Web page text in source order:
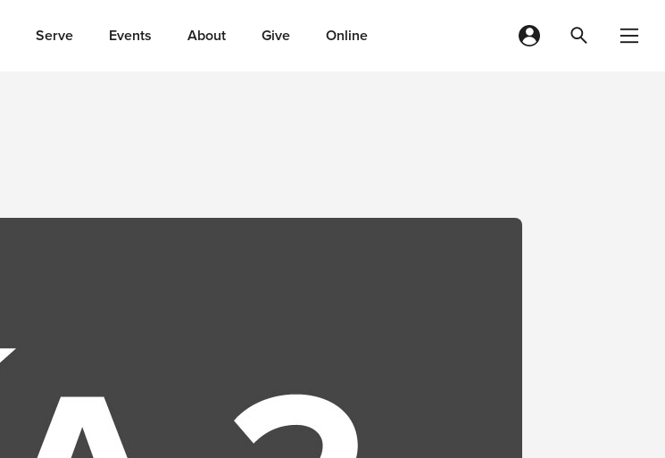
Serve Events About Give Online